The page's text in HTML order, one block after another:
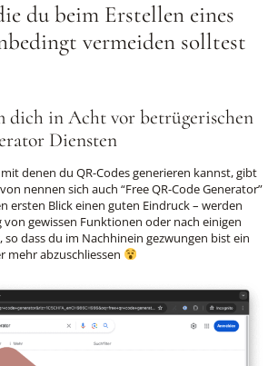
du beim Erstellen eines
vermeiden solltest
dich in Acht vor betrügerischen
Diensten
denen du QR-Codes generieren kannst, gibt
nennen sich auch “Free QR-Code Generator”
ersten Blick einen guten Eindruck – werden
gewissen Funktionen oder nach einigen
dass du im Nachhinein gezwungen bist ein
mehr abzuschliessen